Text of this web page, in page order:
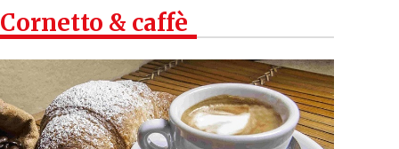
Cornetto & caffè